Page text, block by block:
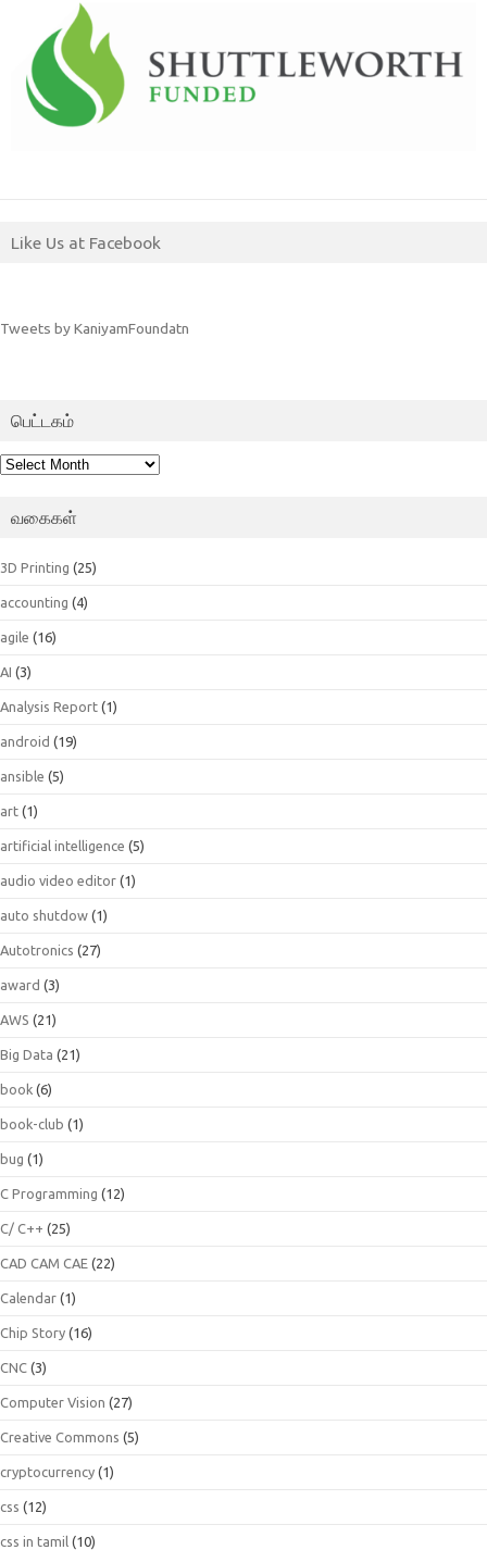
Like Us at Facebook
Tweets by KaniyamFoundatn
பெட்டகம்
பெட்டகம்
வகைகள்
3D Printing (25)
accounting (4)
agile (16)
AI (3)
Analysis Report (1)
android (19)
ansible (5)
art (1)
artificial intelligence (5)
audio video editor (1)
auto shutdow (1)
Autotronics (27)
award (3)
AWS (21)
Big Data (21)
book (6)
book-club (1)
bug (1)
C Programming (12)
C/ C++ (25)
CAD CAM CAE (22)
Calendar (1)
Chip Story (16)
CNC (3)
Computer Vision (27)
Creative Commons (5)
cryptocurrency (1)
css (12)
css in tamil (10)